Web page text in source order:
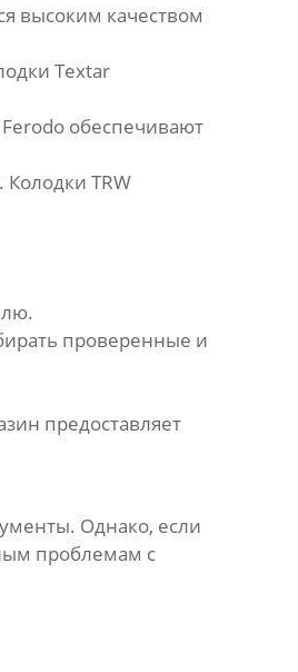
высоким качеством
Textar
обеспечивают
TRW
проверенные и
предоставляет
Однако, если
проблемам с